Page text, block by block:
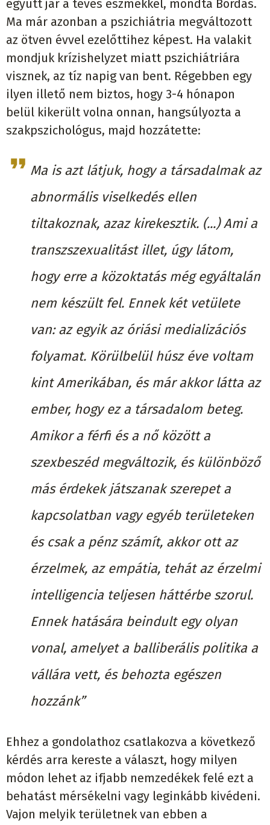
együtt jár a téves eszmékkel, mondta Bordás.
Ma már azonban a pszichiátria megváltozott
az ötven évvel ezelőttihez képest. Ha valakit
mondjuk krízishelyzet miatt pszichiátriára
visznek, az tíz napig van bent. Régebben egy
ilyen illető nem biztos, hogy 3-4 hónapon
belül kikerült volna onnan, hangsúlyozta a
szakpszichológus, majd hozzátette:
Ma is azt látjuk, hogy a társadalmak az
abnormális viselkedés ellen
tiltakoznak, azaz kirekesztik. (...) Ami a
transzszexualitást illet, úgy látom,
hogy erre a közoktatás még egyáltalán
nem készült fel. Ennek két vetülete
van: az egyik az óriási medializációs
folyamat. Körülbelül húsz éve voltam
kint Amerikában, és már akkor látta az
ember, hogy ez a társadalom beteg.
Amikor a férfi és a nő között a
szexbeszéd megváltozik, és különböző
más érdekek játszanak szerepet a
kapcsolatban vagy egyéb területeken
és csak a pénz számít, akkor ott az
érzelmek, az empátia, tehát az érzelmi
intelligencia teljesen háttérbe szorul.
Ennek hatására beindult egy olyan
vonal, amelyet a balliberális politika a
vállára vett, és behozta egészen
hozzánk”
Ehhez a gondolathoz csatlakozva a következő
kérdés arra kereste a választ, hogy milyen
módon lehet az ifjabb nemzedékek felé ezt a
behatást mérsékelni vagy leginkább kivédeni.
Vajon melyik területnek van ebben a